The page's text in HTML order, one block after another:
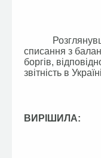
Розглянувши
списання з
боргів,
звітність в
ВИРІШИЛА: